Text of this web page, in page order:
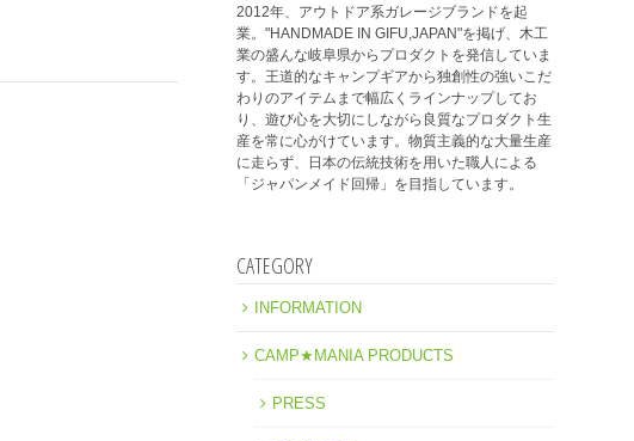
2012年、アウトドア系ガレージブランドを起
業。"HANDMADE IN GIFU,JAPAN"を掲げ、木工
業の盛んな岐阜県からプロダクトを発信していま
す。王道的なキャンプギアから独創性の強いこだ
わりのアイテムまで幅広くラインナップしてお
り、遊び心を大切にしながら良質なプロダクト生
産を常に心がけています。物質主義的な大量生産
に走らず、日本の伝統技術を用いた職人による
「ジャパンメイド回帰」を目指しています。
CATEGORY
INFORMATION
CAMP★MANIA PRODUCTS
PRESS